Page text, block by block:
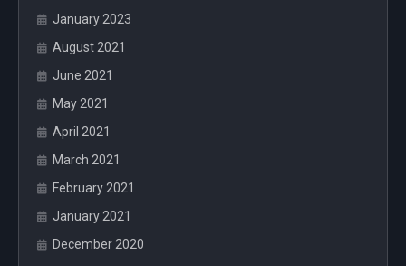
January 2023
August 2021
June 2021
May 2021
April 2021
March 2021
February 2021
January 2021
December 2020